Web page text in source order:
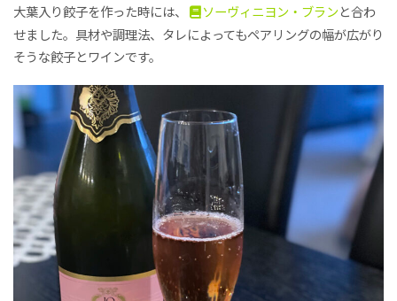
大葉入り餃子を作った時には、 ソーヴィニヨン・ブランと合わ
せました。具材や調理法、タレによってもペアリングの幅が広がり
そうな餃子とワインです。